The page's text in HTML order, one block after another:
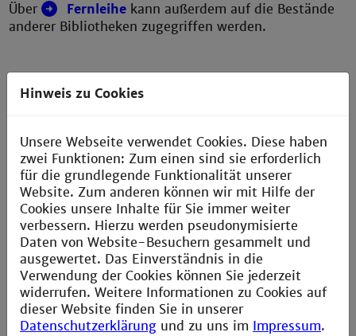
Über Fernleihe kann außerdem auf die Bestände
anderer Bibliotheken zugegriffen werden.
QuickLinks
Bibliothekskatalog / Leihfristen verlängern
E-Journals
DIN-Normen / VDI-Richtlinien (Anleitung)
Hinweis zu Cookies
Unsere Webseite verwendet Cookies. Diese haben
zwei Funktionen: Zum einen sind sie erforderlich
für die grundlegende Funktionalität unserer
Website. Zum anderen können wir mit Hilfe der
Cookies unsere Inhalte für Sie immer weiter
verbessern. Hierzu werden pseudonymisierte
Daten von Website-Besuchern gesammelt und
ausgewertet. Das Einverständnis in die
Verwendung der Cookies können Sie jederzeit
widerrufen. Weitere Informationen zu Cookies auf
dieser Website finden Sie in unserer
Datenschutzerklärung und zu uns im Impressum.